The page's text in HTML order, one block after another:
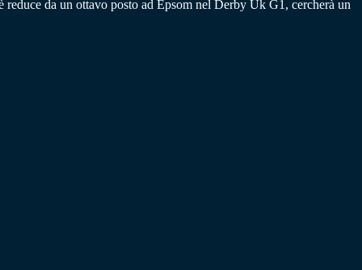
da un ottavo posto ad Epsom nel Derby Uk G1, cercherà un